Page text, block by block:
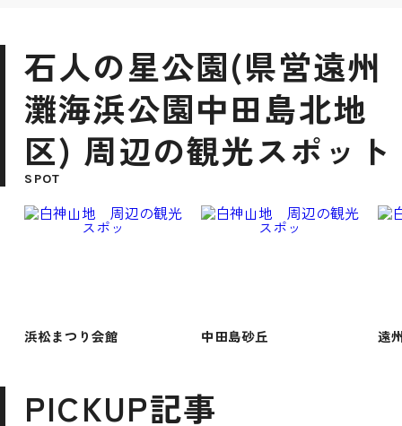
石人の星公園(県営遠州
灘海浜公園中田島北地
区) 周辺の観光スポット
SPOT
浜松まつり会館 中田島砂丘 遠
PICKUP記事